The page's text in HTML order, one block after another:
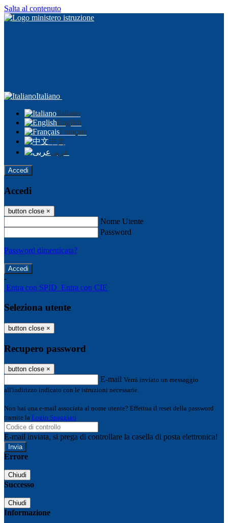
Salta al contenuto
Italiano
Italiano
English
Français
中文
عربى
Accedi
Accedi
button close ×
Nome Utente
Password
Password dimenticata?
-
Entra con SPID Entra con CIE
Seleziona utente
button close ×
Recupero password
button close ×
E-mail Verrà inviato un messaggio
all'indirizzo indicato con le istruzioni necessarie.
Non hai una e-mail associata al nome utente? Effettua il reset della password
tramite la Login Spaggiari
E-mail inviata, si prega di controllare la casella di posta elettronica!
Errore
Chiudi
Successo
Chiudi
Informazione